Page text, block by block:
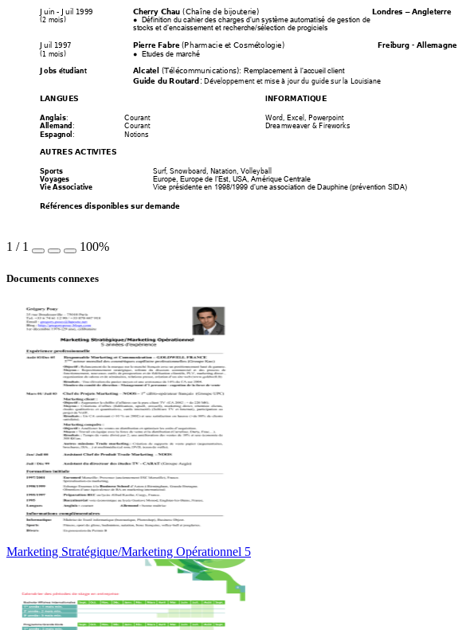
Juin - Juil 1999 Cherry Chau (Chaîne de bijouterie) Londres – Angleterre
(2 mois)
●  Définition du cahier des charges d’un système automatisé de gestion de
stocks et d’encaissement et recherche/sélection de progiciels
Juil 1997 Pierre Fabre (Pharmacie et Cosmétologie) Freiburg - Allemagne
(1 mois) ●  Etudes de marché
Jobs étudiant Alcatel(Télécommunications): Remplacement à l’accueil client
Guide du Routard: Développement et mise à jour du guide sur la Louisiane
LANGUES INFORMATIQUE
Anglais: Courant Word, Excel, Powerpoint
Allemand: Courant Dreamweaver & Fireworks
Espagnol: Notions
AUTRES ACTIVITES
Sports Surf, Snowboard, Natation, Volleyball
Voyages Europe, Europe de l’Est, USA, Amérique Centrale
Vie Associative Vice présidente en 1998/1999 d’une association de Dauphine (prévention SIDA)
Références disponibles sur demande
1 / 1 100%
Documents connexes
Marketing Stratégique/Marketing Opérationnel 5